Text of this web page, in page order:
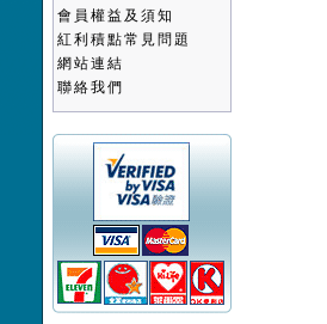
會員權益及須知
紅利積點常見問題
網站連結
聯絡我們